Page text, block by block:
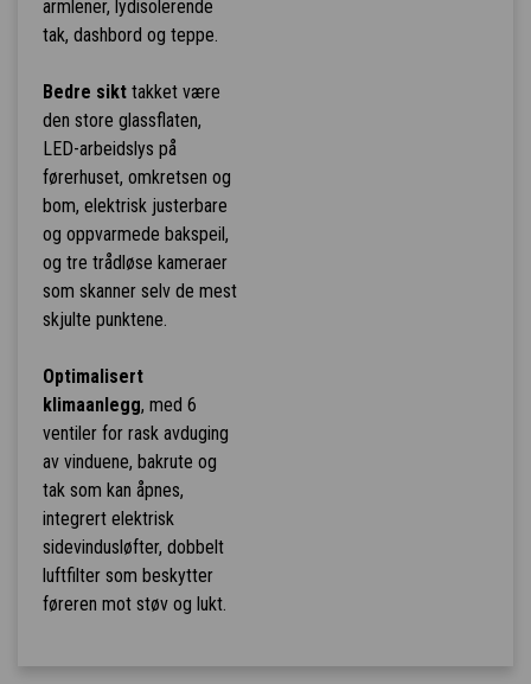
armlener, lydisolerende
tak, dashbord og teppe.
Bedre sikttakket være
den store glassflaten,
LED-arbeidslys på
førerhuset, omkretsen og
bom, elektrisk justerbare
og oppvarmede bakspeil,
og tre trådløse kameraer
som skanner selv de mest
skjulte punktene.
Optimalisert
klimaanlegg, med 6
ventiler for rask avduging
av vinduene, bakrute og
tak som kan åpnes,
integrert elektrisk
sidevindusløfter, dobbelt
luftfilter som beskytter
føreren mot støv og lukt.